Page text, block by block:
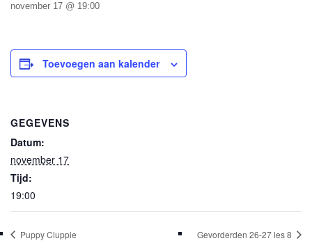
november 17 @ 19:00
Toevoegen aan kalender
GEGEVENS
Datum:
november 17
Tijd:
19:00
Puppy Cluppie Gevorderden 26-27 les 8